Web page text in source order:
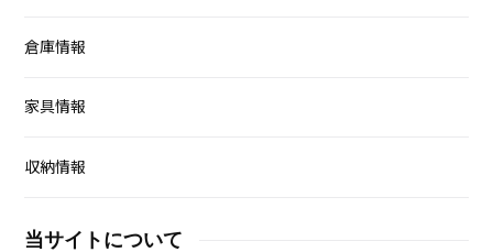
倉庫情報
家具情報
収納情報
当サイトについて